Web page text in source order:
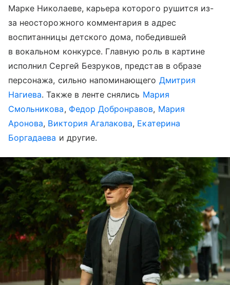
Марке Николаеве, карьера которого рушится из-
за неосторожного комментария в адрес
воспитанницы детского дома, победившей
в вокальном конкурсе. Главную роль в картине
исполнил Сергей Безруков, представ в образе
персонажа, сильно напоминающего Дмитрия
Нагиева. Также в ленте снялись Мария
Смольникова, Федор Добронравов, Мария
Аронова, Виктория Агалакова, Екатерина
Боргадаева и другие.